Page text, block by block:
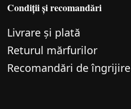
Condiții și recomandări
Livrare și plată
Returul mărfurilor
Recomandări de îngrijire